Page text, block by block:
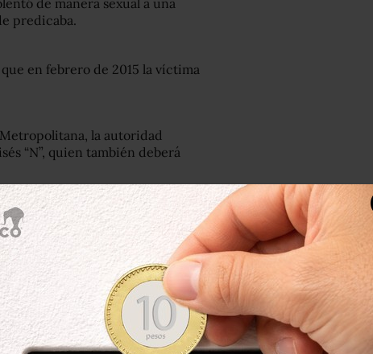
de manera sexual a una
predicaba.
que en febrero de 2015 la víctima
la autoridad
“N”, quien también deberá
de violación contra